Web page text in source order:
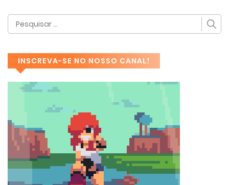
INSCREVA-SE NO NOSSO CANAL!